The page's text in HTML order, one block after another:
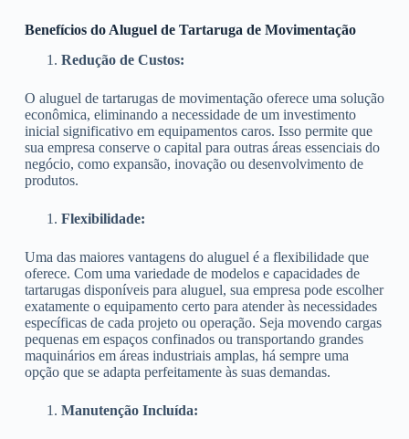
Benefícios do Aluguel de Tartaruga de Movimentação
Redução de Custos:
O aluguel de tartarugas de movimentação oferece uma solução
econômica, eliminando a necessidade de um investimento
inicial significativo em equipamentos caros. Isso permite que
sua empresa conserve o capital para outras áreas essenciais do
negócio, como expansão, inovação ou desenvolvimento de
produtos.
Flexibilidade:
Uma das maiores vantagens do aluguel é a flexibilidade que
oferece. Com uma variedade de modelos e capacidades de
tartarugas disponíveis para aluguel, sua empresa pode escolher
exatamente o equipamento certo para atender às necessidades
específicas de cada projeto ou operação. Seja movendo cargas
pequenas em espaços confinados ou transportando grandes
maquinários em áreas industriais amplas, há sempre uma
opção que se adapta perfeitamente às suas demandas.
Manutenção Incluída: